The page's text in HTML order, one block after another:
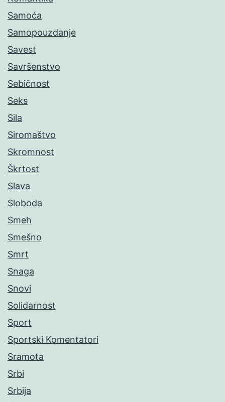
Samoća
Samopouzdanje
Savest
Savršenstvo
Sebičnost
Seks
Sila
Siromaštvo
Skromnost
Škrtost
Slava
Sloboda
Smeh
Smešno
Smrt
Snaga
Snovi
Solidarnost
Sport
Sportski Komentatori
Sramota
Srbi
Srbija